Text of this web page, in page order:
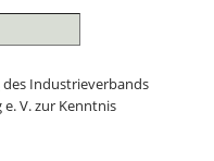
des Industrieverbands
V. zur Kenntnis